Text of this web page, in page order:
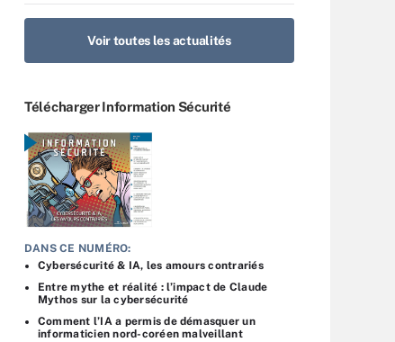
Voir toutes les actualités
Télécharger Information Sécurité
DANS CE NUMÉRO:
Cybersécurité & IA, les amours contrariés
Entre mythe et réalité : l’impact de Claude
Mythos sur la cybersécurité
Comment l’IA a permis de démasquer un
informaticien nord-coréen malveillant